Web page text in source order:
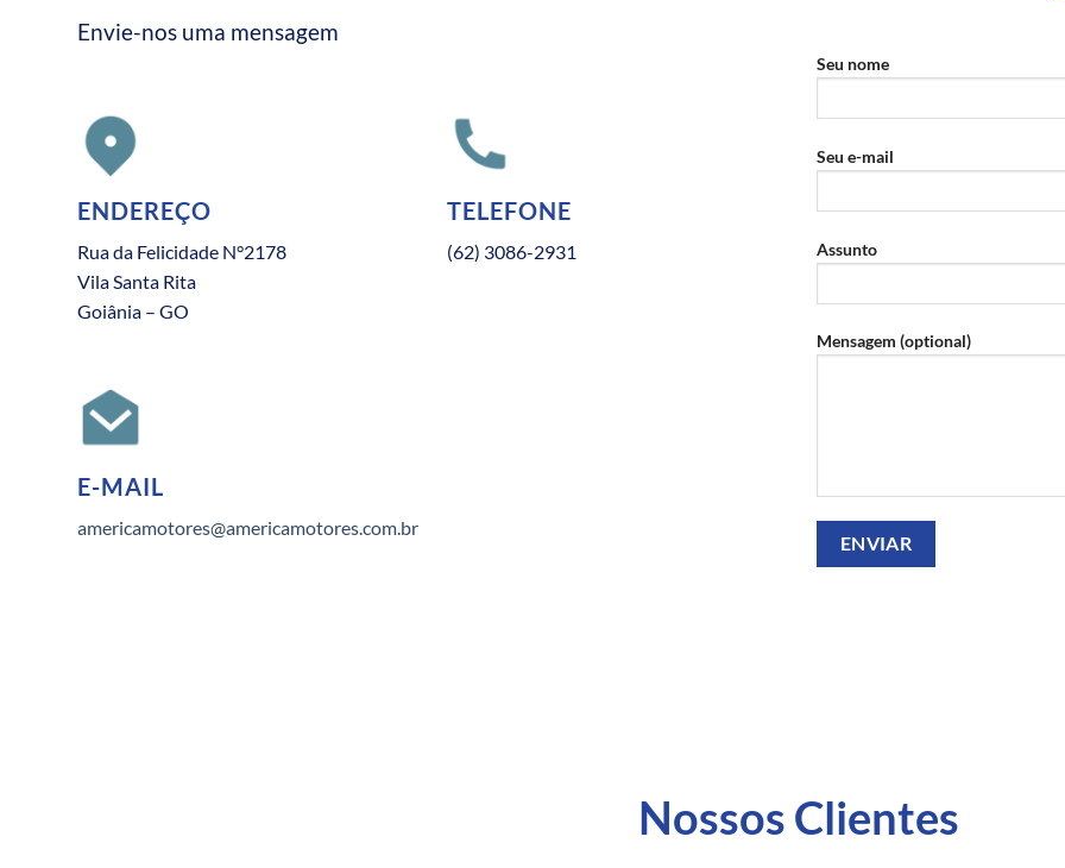
Envie-nos uma mensagem
ENDEREÇO
Rua da Felicidade N°2178
Vila Santa Rita
Goiânia – GO
TELEFONE
(62) 3086-2931
E-MAIL
americamotores@americamotores.com.br
Seu nome
Seu e-mail
Assunto
Mensagem (optional)
Nossos Clientes